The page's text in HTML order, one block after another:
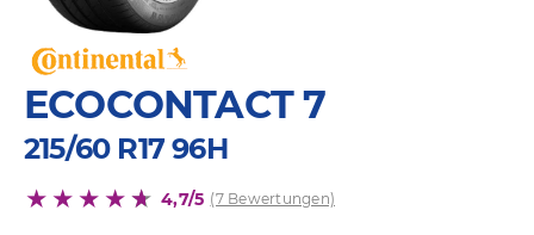
ECOCONTACT 7
215/60 R17 96H
4,7/5 (7 Bewertungen)